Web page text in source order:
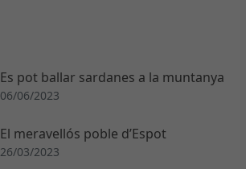
Es pot ballar sardanes a la muntanya
06/06/2023